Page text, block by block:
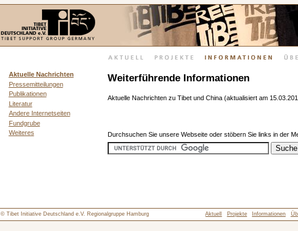
Aktuelle Nachrichten
Pressemitteilungen
Publikationen
Literatur
Andere Internetseiten
Fundgrube
Weiteres
Weiterführende Informationen
Aktuelle Nachrichten zu Tibet und China (aktualisiert am
Durchsuchen Sie unsere Webseite oder stöbern Sie links in der
© Tibet Initiative Deutschland e.V. Regionalgruppe Hamburg Aktuell Projekte Informationen